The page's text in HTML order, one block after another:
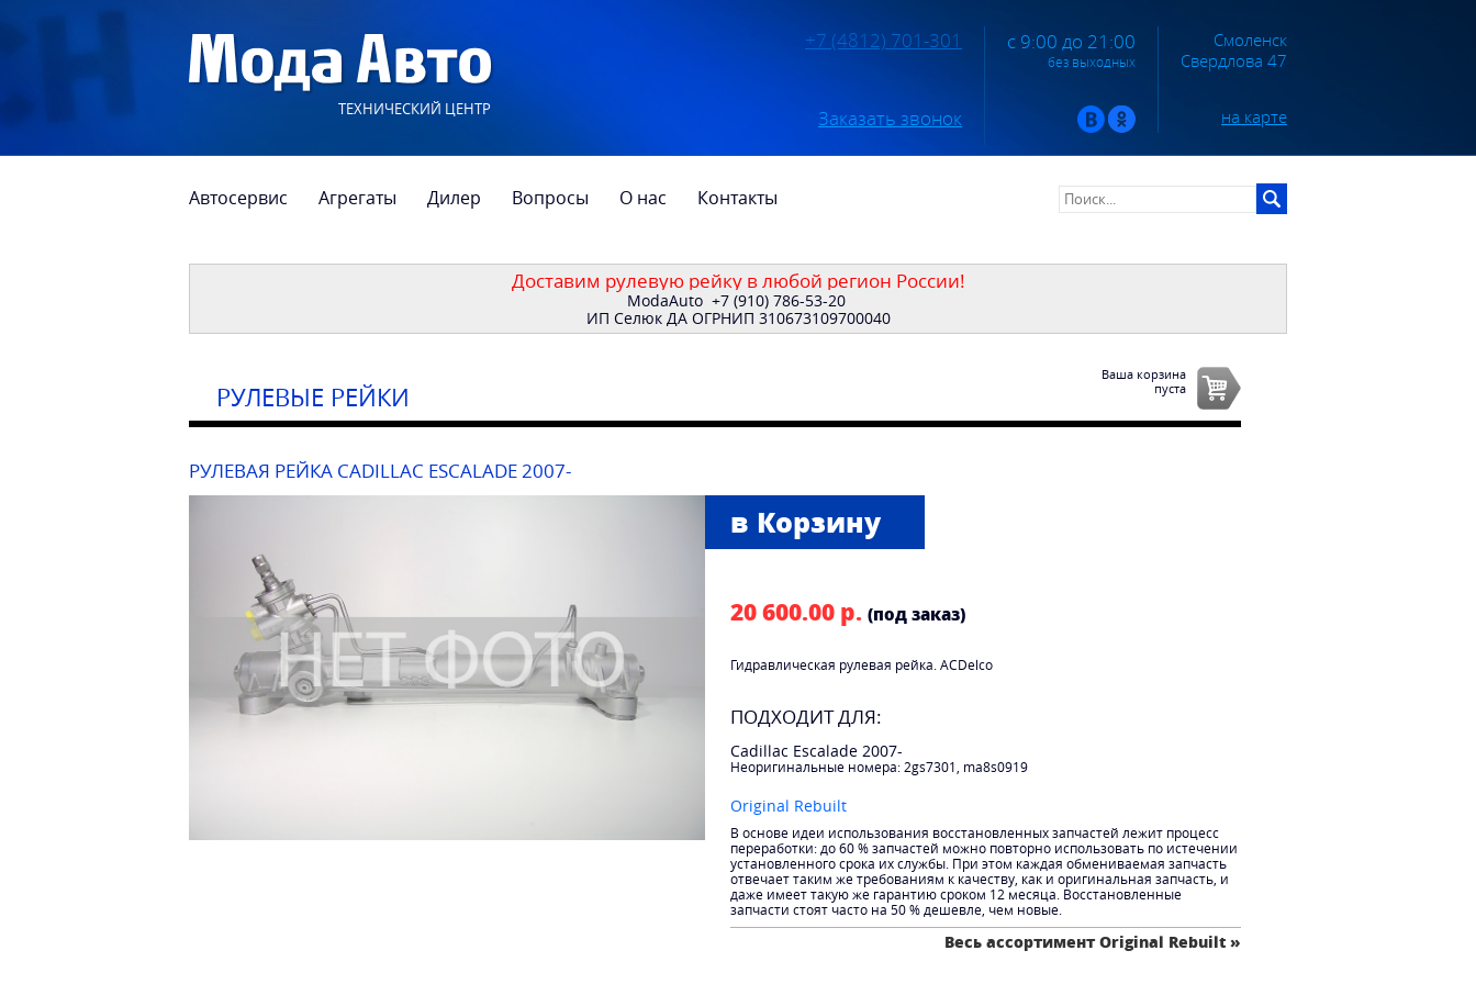
ТЕХНИЧЕСКИЙ ЦЕНТР
+7 (4812) 701-301
Заказать звонок
с 9:00 до 21:00
без выходных
Смоленск
Свердлова 47
на карте
Автосервис Агрегаты Дилер Вопросы О нас Контакты
Доставим рулевую рейку в любой регион России!
ModaAuto +7 (910) 786-53-20
ИП Селюк ДА ОГРНИП 310673109700040
РУЛЕВЫЕ РЕЙКИ
Ваша корзина
пуста
РУЛЕВАЯ РЕЙКА CADILLAC ESCALADE 2007-
20 600.00 р. (под заказ)
Гидравлическая рулевая рейка. ACDelco
ПОДХОДИТ ДЛЯ:
Cadillac Escalade 2007-
Неоригинальные номера: 2gs7301, ma8s0919
Original Rebuilt
В основе идеи использования восстановленных запчастей лежит процесс
переработки: до 60 % запчастей можно повторно использовать по истечении
установленного срока их службы. При этом каждая обмениваемая запчасть
отвечает таким же требованиям к качеству, как и оригинальная запчасть, и
даже имеет такую же гарантию сроком 12 месяца. Восстановленные
запчасти стоят часто на 50 % дешевле, чем новые.
Весь ассортимент Original Rebuilt »